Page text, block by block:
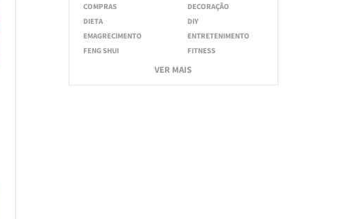
COMPRAS
DECORAÇÃO
DIETA
DIY
EMAGRECIMENTO
ENTRETENIMENTO
FENG SHUI
FITNESS
VER MAIS